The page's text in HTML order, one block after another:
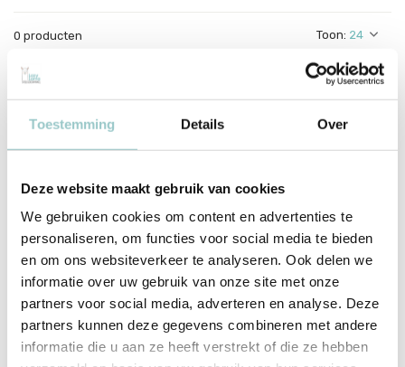
Toestemming Details Over
Deze website maakt gebruik van cookies
We gebruiken cookies om content en advertenties te
personaliseren, om functies voor social media te bieden
en om ons websiteverkeer te analyseren. Ook delen we
informatie over uw gebruik van onze site met onze
partners voor social media, adverteren en analyse. Deze
partners kunnen deze gegevens combineren met andere
informatie die u aan ze heeft verstrekt of die ze hebben
0 producten Toon:
Geen producten gevonden!...
veroveren. De nieuwste Palm Pals brengen een frisse dosis
seizoensdier of iets totaal onverwachts – elke nieuwkomer is
ontworpen om op te vallen en in te pakken.
Klaar voor knuffels en avonturen
Zoals altijd zijn ook deze nieuwe Palm Pals gemaakt om vast te
houden, mee te nemen en eindeloos lief te hebben. Perfect